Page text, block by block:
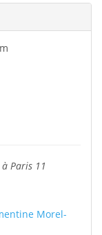
Paris 11
Morel-